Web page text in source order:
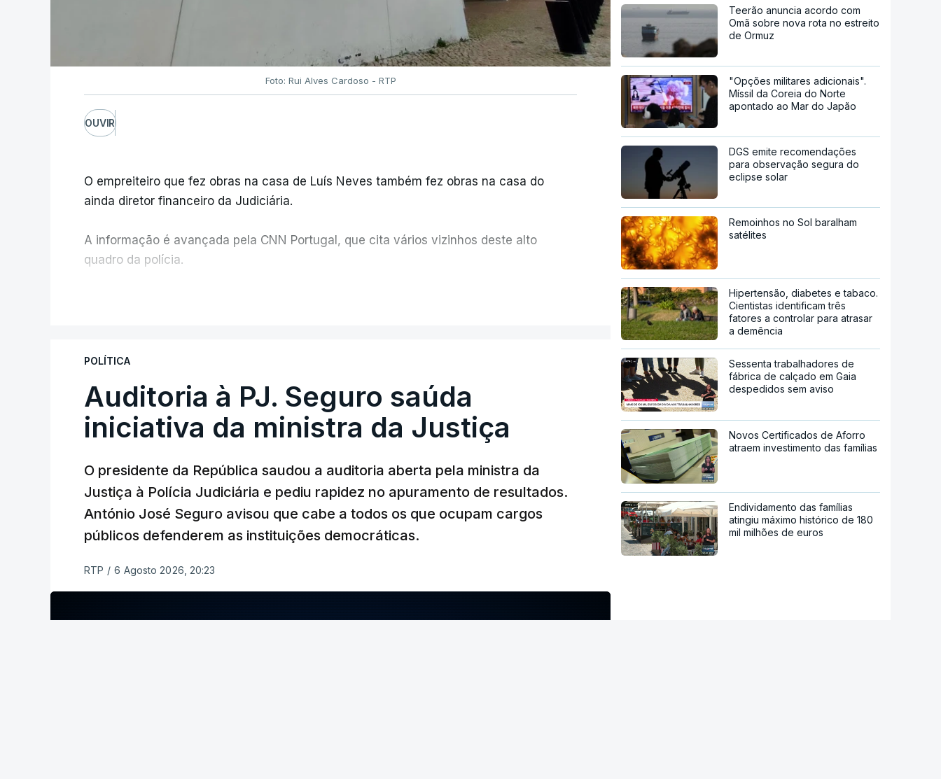
Foto: Rui Alves Cardoso - RTP
OUVIR
O empreiteiro que fez obras na casa de Luís Neves também fez obras na casa do
ainda diretor financeiro da Judiciária.
A informação é avançada pela CNN Portugal, que cita vários vizinhos deste alto
quadro da polícia.
POLÍTICA
Auditoria à PJ. Seguro saúda
iniciativa da ministra da Justiça
O presidente da República saudou a auditoria aberta pela ministra da
Justiça à Polícia Judiciária e pediu rapidez no apuramento de resultados.
António José Seguro avisou que cabe a todos os que ocupam cargos
públicos defenderem as instituições democráticas.
RTP / 6 Agosto 2026, 20:23
Teerão anuncia acordo com
Omã sobre nova rota no estreito
de Ormuz
"Opções militares adicionais".
Míssil da Coreia do Norte
apontado ao Mar do Japão
DGS emite recomendações
para observação segura do
eclipse solar
Remoinhos no Sol baralham
satélites
Hipertensão, diabetes e tabaco.
Cientistas identificam três
fatores a controlar para atrasar
a demência
Sessenta trabalhadores de
fábrica de calçado em Gaia
despedidos sem aviso
Novos Certificados de Aforro
atraem investimento das famílias
Endividamento das famílias
atingiu máximo histórico de 180
mil milhões de euros